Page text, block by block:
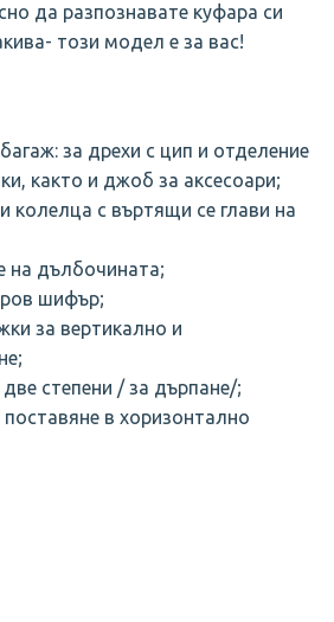
да разпознавате куфара си
този модел е за вас!
за дрехи с цип и отделение
както и джоб за аксесоари;
колелца с въртящи се глави нa
на дълбочината;
шифър;
за вертикално и
степени / за дърпане/;
поставяне в хоризонтално